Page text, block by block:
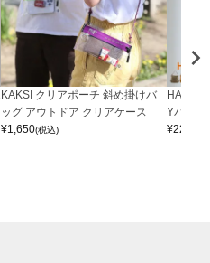
KAKSI クリアポーチ 斜め掛けバ
ッグ アウトドア クリアケース
¥1,650(税込)
Yバッグ
¥22,000